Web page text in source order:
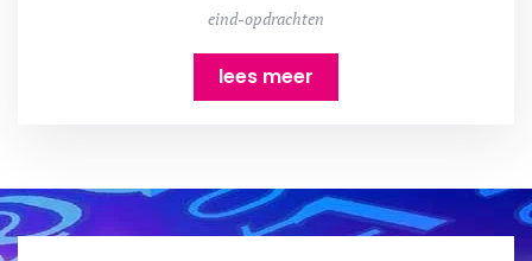
eind-opdrachten
lees meer